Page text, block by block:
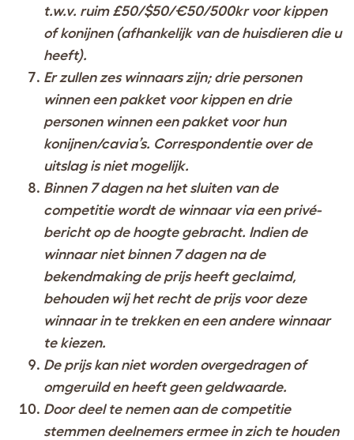
t.w.v. ruim £50/$50/€50/500kr voor kippen
of konijnen (afhankelijk van de huisdieren die u
heeft).
Er zullen zes winnaars zijn; drie personen
winnen een pakket voor kippen en drie
personen winnen een pakket voor hun
konijnen/cavia’s. Correspondentie over de
uitslag is niet mogelijk.
Binnen 7 dagen na het sluiten van de
competitie wordt de winnaar via een privé-
bericht op de hoogte gebracht. Indien de
winnaar niet binnen 7 dagen na de
bekendmaking de prijs heeft geclaimd,
behouden wij het recht de prijs voor deze
winnaar in te trekken en een andere winnaar
te kiezen.
De prijs kan niet worden overgedragen of
omgeruild en heeft geen geldwaarde.
Door deel te nemen aan de competitie
stemmen deelnemers ermee in zich te houden